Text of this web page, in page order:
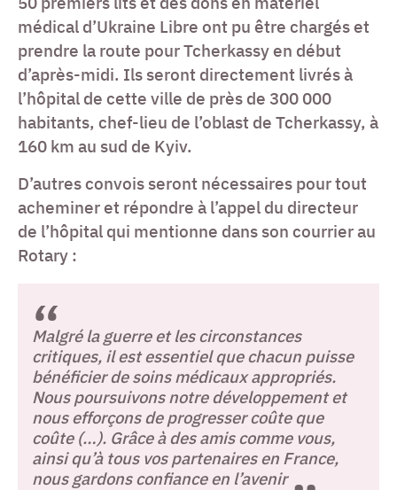
médical d’Ukraine Libre ont pu être chargés et
prendre la route pour Tcherkassy en début
d’après-midi. Ils seront directement livrés à
l’hôpital de cette ville de près de 300 000
habitants, chef-lieu de l’oblast de Tcherkassy, à
160 km au sud de Kyiv.
D’autres convois seront nécessaires pour tout
acheminer et répondre à l’appel du directeur
de l’hôpital qui mentionne dans son courrier au
Rotary :
Malgré la guerre et les circonstances
critiques, il est essentiel que chacun puisse
bénéficier de soins médicaux appropriés.
Nous poursuivons notre développement et
nous efforçons de progresser coûte que
coûte (…). Grâce à des amis comme vous,
ainsi qu’à tous vos partenaires en France,
nous gardons confiance en l’avenir